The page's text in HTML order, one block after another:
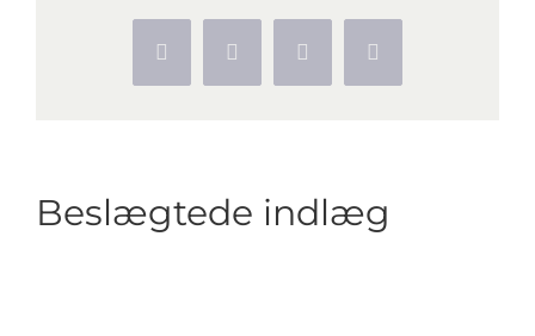
FacebookTwitter PinterestVk
Beslægtede indlæg